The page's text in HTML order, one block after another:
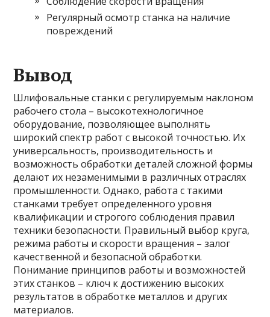
Регулярный осмотр станка на наличие
повреждений
Вывод
Шлифовальные станки с регулируемым наклоном
рабочего стола – высокотехнологичное
оборудование, позволяющее выполнять
широкий спектр работ с высокой точностью. Их
универсальность, производительность и
возможность обработки деталей сложной формы
делают их незаменимыми в различных отраслях
промышленности. Однако, работа с такими
станками требует определенного уровня
квалификации и строгого соблюдения правил
техники безопасности. Правильный выбор круга,
режима работы и скорости вращения – залог
качественной и безопасной обработки.
Понимание принципов работы и возможностей
этих станков – ключ к достижению высоких
результатов в обработке металлов и других
материалов.